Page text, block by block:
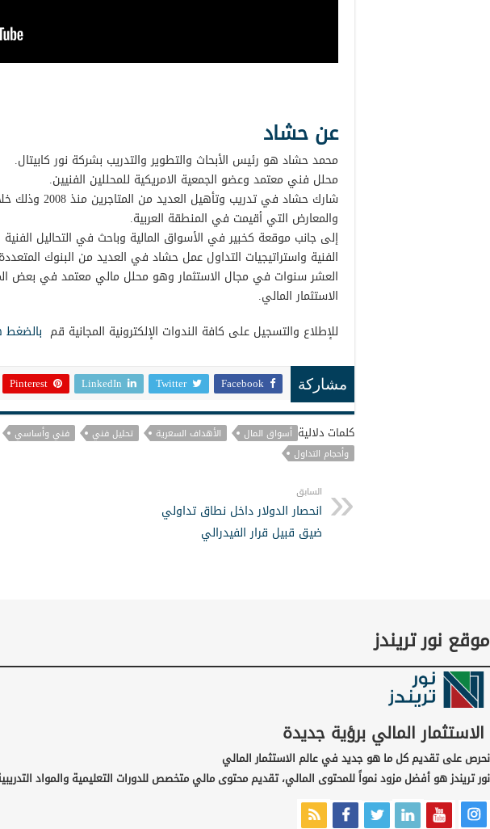
عن حشاد
محمد حشاد هو رئيس الأبحاث والتطوير والتدريب بشركة نور كابيتال.
محلل فني معتمد وعضو الجمعية الامريكية للمحللين الفنيين.
شارك حشاد في
والمعارض التي أقيمت في المنطقة العربية.
إلى جانب موقعة كخبير في الأسواق المالية وباحث في التحاليل
الفنية واستراتيجيات التداول عمل حشاد في العديد من البنوك
العشر سنوات في مجال الاستثمار وهو محلل مالي معتمد في بعض
الاستثمار المالي.
للإطلاع والتسجيل على كافة الندوات الإلكترونية المجانية قم بالضغط
مشاركة Facebook
Twitter
LinkedIn
Pinterest
كلمات دلالية أسواق المال الأهداف السعرية تحليل فني فني وأساسي
وأحجام التداول
السابق
انحصار الدولار داخل نطاق تداولي
ضيق قبيل قرار الفيدرالي
موقع نور تريندز
الاستثمار المالي برؤية جديدة
نحرص على تقديم كل ما هو جديد في عالم الاستثمار المالي
نور تريندز هو أفضل مزود نمواً للمحتوى المالي، تقديم محتوى مالي متخصص للدورات التعليمية والمواد